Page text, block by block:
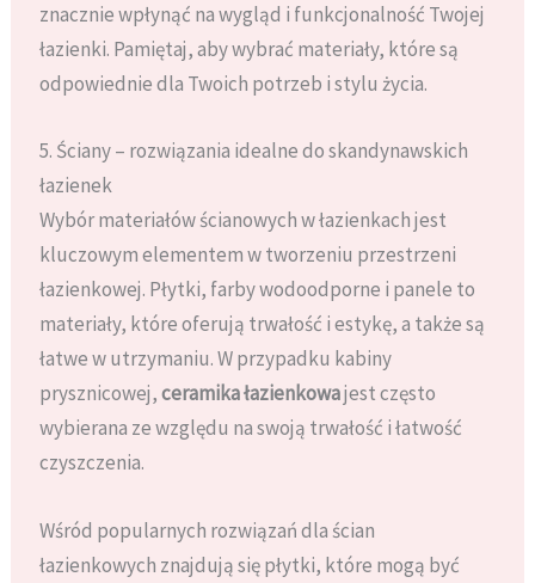
znacznie wpłynąć na wygląd i funkcjonalność Twojej
łazienki. Pamiętaj, aby wybrać materiały, które są
odpowiednie dla Twoich potrzeb i stylu życia.
5. Ściany – rozwiązania idealne do skandynawskich
łazienek
Wybór materiałów ścianowych w łazienkach jest
kluczowym elementem w tworzeniu przestrzeni
łazienkowej. Płytki, farby wodoodporne i panele to
materiały, które oferują trwałość i estykę, a także są
łatwe w utrzymaniu. W przypadku kabiny
prysznicowej,ceramika łazienkowajest często
wybierana ze względu na swoją trwałość i łatwość
czyszczenia.
Wśród popularnych rozwiązań dla ścian
łazienkowych znajdują się płytki, które mogą być